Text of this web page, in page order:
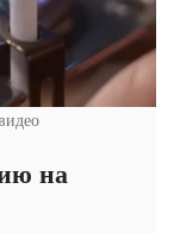
на